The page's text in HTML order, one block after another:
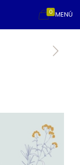
MENÚ
0